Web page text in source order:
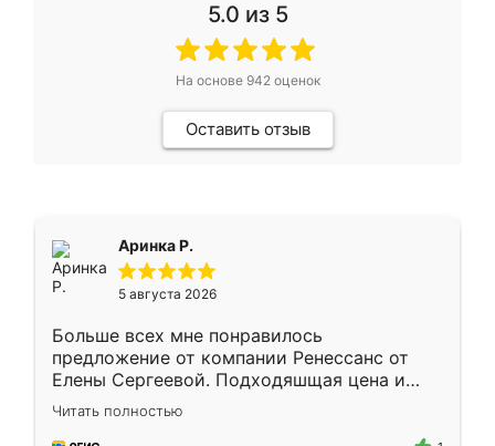
5.0 из 5
На основе 942оценок
Оставить отзыв
Аринка Р.
5 августа 2026
Больше всех мне понравилось
предложение от компании Ренессанс от
Елены Сергеевой. Подходяшщая цена и
короткие сроки изготовления. Приехавший
для замера сотрудник Владислав
Читать полностью